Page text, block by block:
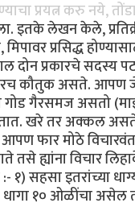
प्रयत्न करु नये,
इतके लेखन केले,
प्रसिद्ध
दोन प्रकारचे सदस्य
कौतुक असते. आपण
गैरसमज असतो
खरे तर अक्कल
आपण फार मोठे
ह्यांना विचार
सहसा इतरांच्या
धागा १० ओळींचा